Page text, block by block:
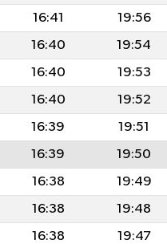
16:41 19:56
16:40 19:54
16:40 19:53
16:40 19:52
16:39 19:51
16:39 19:50
16:38 19:49
16:38 19:48
16:38 19:47